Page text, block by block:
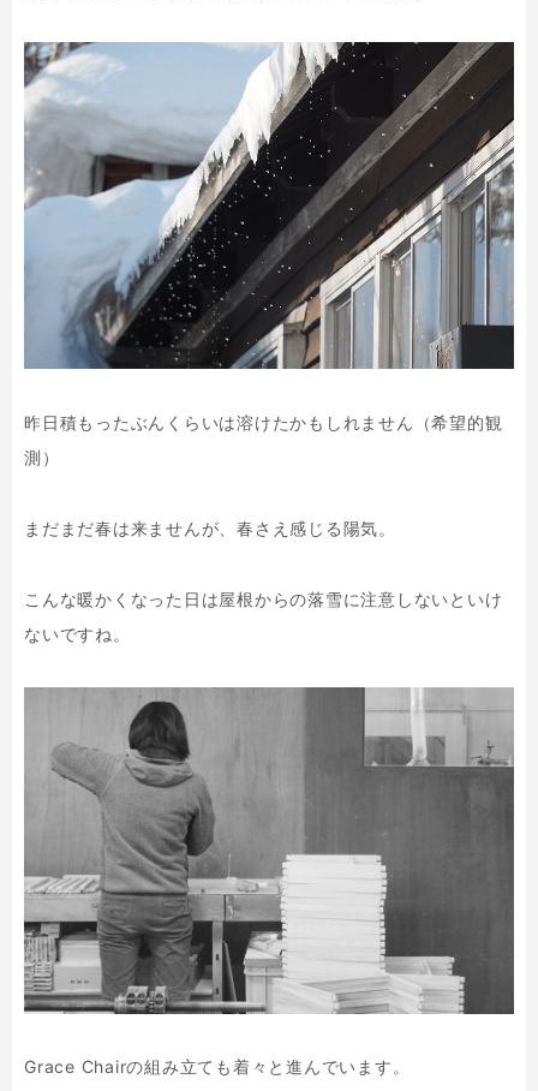
昨日積もったぶんくらいは溶けたかもしれません（希望的観
測）
まだまだ春は来ませんが、春さえ感じる陽気。
こんな暖かくなった日は屋根からの落雪に注意しないといけ
ないですね。
Grace Chairの組み立ても着々と進んでいます。